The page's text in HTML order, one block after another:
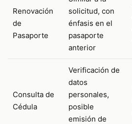
Renovación
de
Pasaporte
solicitud, con
énfasis en el
pasaporte
anterior
Consulta de
Cédula
Verificación de
datos
personales,
posible
emisión de